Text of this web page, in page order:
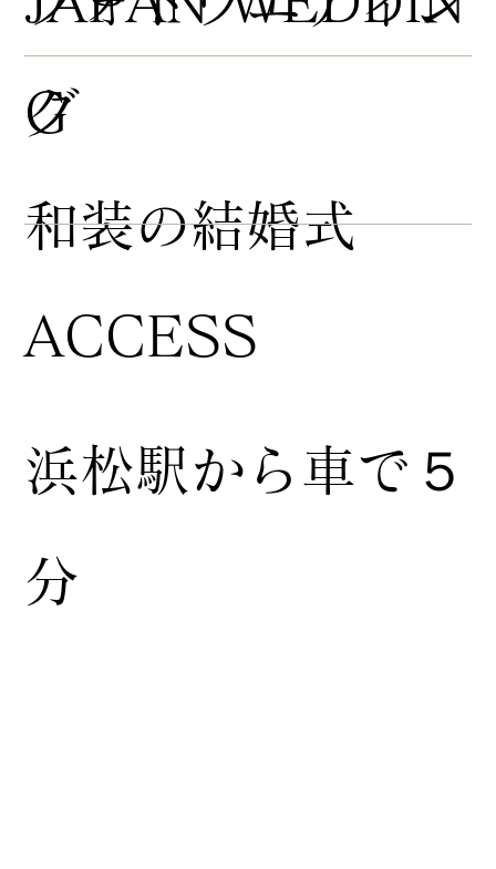
グ
​和装の結婚式
G
浜松駅から車で５
分
ACCESS